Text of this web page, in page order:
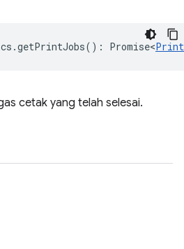
.getPrintJobs() : Promise<
cetak yang telah selesai.